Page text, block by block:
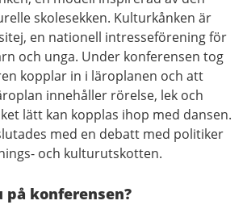
skolesekken. Kulturkånken är
en nationell intresseförening för
och unga. Under konferensen tog
kopplar in i läroplanen och att
innehåller rörelse, lek och
lätt kan kopplas ihop med dansen.
med en debatt med politiker
och kulturutskotten.
på konferensen?